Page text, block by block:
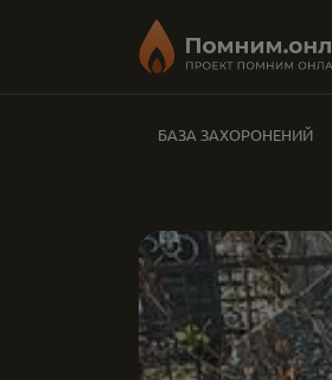
БАЗА ЗАХОРОНЕНИЙ